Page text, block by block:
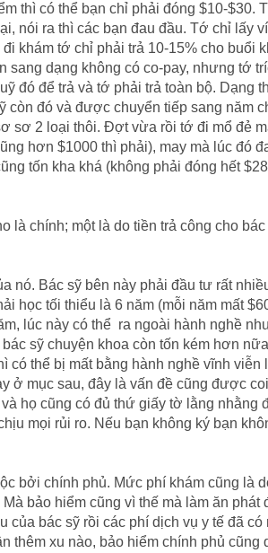
thì có thể bạn chỉ phải đóng $10-$30.
nói ra thì các bạn đau đầu. Tớ chỉ lấy
khám tớ chỉ phải trả 10-15% cho buổi
sang dạng không có co-pay, nhưng tớ
đó để trả và tớ phải trả toàn bộ. Dạng
còn đó và được chuyển tiếp sang năm
sơ 2 loại thôi. Đợt vừa rồi tớ đi mổ đẻ
hơn $1000 thì phải), may mà lúc đó
tốn kha khá (không phải đóng hết
là chính; một là do tiền trả công cho bác
nó. Bác sỹ bên này phải đầu tư rất
học tối thiểu là 6 năm (mỗi năm mất
lúc này có thể ra ngoài hành nghề
sỹ chuyện khoa còn tốn kém hơn
có thể bị mất bằng hành nghề vĩnh viễn
ở mục sau, đây là vấn đề cũng được
họ cũng có đủ thứ giấy tờ lằng nhằng
mọi rủi ro. Nếu bạn không ký bạn
bởi chính phủ. Mức phí khám cũng là
bảo hiểm cũng vì thế mà làm ăn phát
bác sỹ rồi các phí dịch vụ y tế đã có
thêm xu nào, bảo hiểm chính phủ cũng